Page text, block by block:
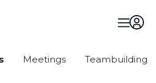
Meetings Teambuilding